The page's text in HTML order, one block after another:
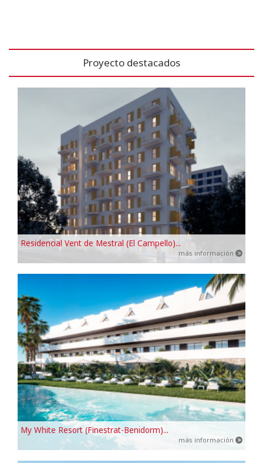
Proyecto destacados
Residencial Vent de Mestral (El Campello)...
más información
My White Resort (Finestrat-Benidorm)...
más información